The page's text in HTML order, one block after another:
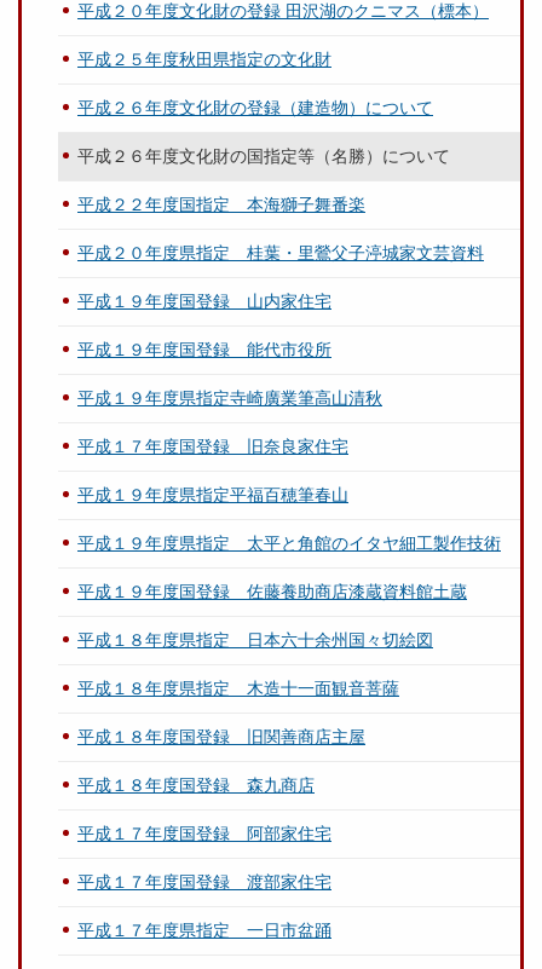
平成２０年度文化財の登録 田沢湖のクニマス（標本）
平成２５年度秋田県指定の文化財
平成２６年度文化財の登録（建造物）について
平成２６年度文化財の国指定等（名勝）について
平成２２年度国指定 本海獅子舞番楽
平成２０年度県指定 桂葉・里鶯父子渟城家文芸資料
平成１９年度国登録 山内家住宅
平成１９年度国登録 能代市役所
平成１９年度県指定寺崎廣業筆高山清秋
平成１７年度国登録 旧奈良家住宅
平成１９年度県指定平福百穂筆春山
平成１９年度県指定 太平と角館のイタヤ細工製作技術
平成１９年度国登録 佐藤養助商店漆蔵資料館土蔵
平成１８年度県指定 日本六十余州国々切絵図
平成１８年度県指定 木造十一面観音菩薩
平成１８年度国登録 旧関善商店主屋
平成１８年度国登録 森九商店
平成１７年度国登録 阿部家住宅
平成１７年度国登録 渡部家住宅
平成１７年度県指定 一日市盆踊